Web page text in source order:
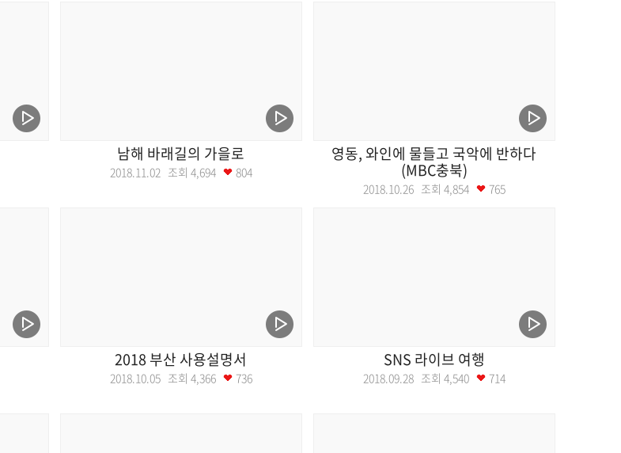
남해 바래길의 가을로
2018.11.02 조회 4,694 804
영동, 와인에 물들고 국악에 반하다
(MBC충북)
2018.10.26 조회 4,854 765
2018 부산 사용설명서
2018.10.05 조회 4,366 736
SNS 라이브 여행
2018.09.28 조회 4,540 714